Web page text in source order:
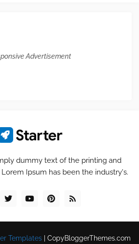
Advertisement
dummy text of the printing and
Ipsum has been the industry's.
Templates| CopyBloggerThemes.com